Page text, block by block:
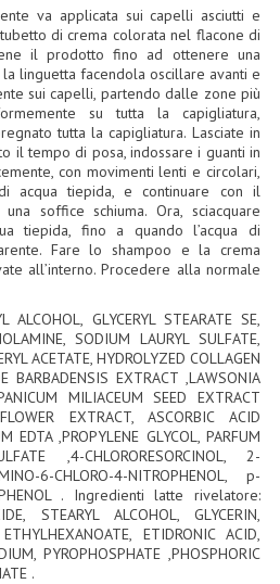
FITOTERAPICI
LASSATIVI
LOW COST
MANCINO
FORBICI
CANCELLERIA
SVIZZERI
PC & MOUSE
ASSORTITI
MARCHI
DAL MONDO
ITALY
va applicata sui capelli asciutti e
di crema colorata nel flacone di
il prodotto fino ad ottenere una
linguetta facendola oscillare avanti e
sui capelli, partendo dalle zone più
su tutta la capigliatura,
tutta la capigliatura. Lasciate in
il tempo di posa, indossare i guanti in
con movimenti lenti e circolari,
acqua tiepida, e continuare con il
soffice schiuma. Ora, sciacquare
tiepida, fino a quando l’acqua di
Fare lo shampoo e la crema
all’interno. Procedere alla normale
ALCOHOL, GLYCERYL STEARATE SE,
SODIUM LAURYL SULFATE,
ACETATE, HYDROLYZED COLLAGEN
BARBADENSIS EXTRACT ,LAWSONIA
MILIACEUM SEED EXTRACT
EXTRACT, ASCORBIC ACID
EDTA ,PROPYLENE GLYCOL, PARFUM
,4-CHLORORESORCINOL, 2-
6-CHLORO-4-NITROPHENOL, p-
. Ingredienti latte rivelatore:
STEARYL ALCOHOL, GLYCERIN,
ETIDRONIC ACID,
PYROPHOSPHATE ,PHOSPHORIC
.